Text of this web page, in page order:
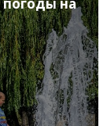
погоды на